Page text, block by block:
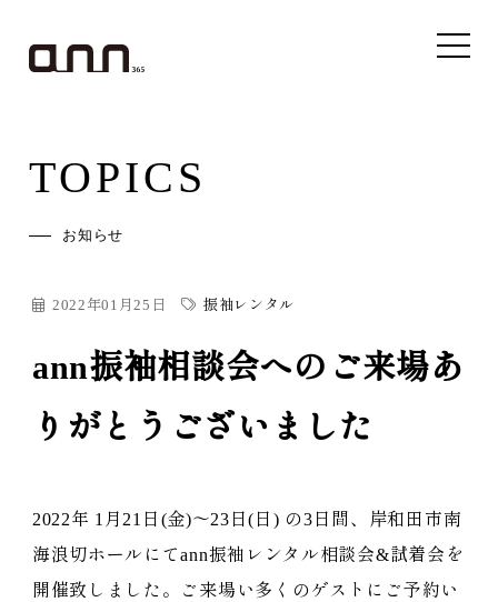
TOPICS
お知らせ
2022年01月25日 振袖レンタル
ann振袖相談会へのご来場あ
りがとうございました
2022年 1月21日(金)～23日(日) の3日間、岸和田市南
海浪切ホールにてann振袖レンタル相談会&試着会を
開催致しました。ご来場い多くのゲストにご予約い